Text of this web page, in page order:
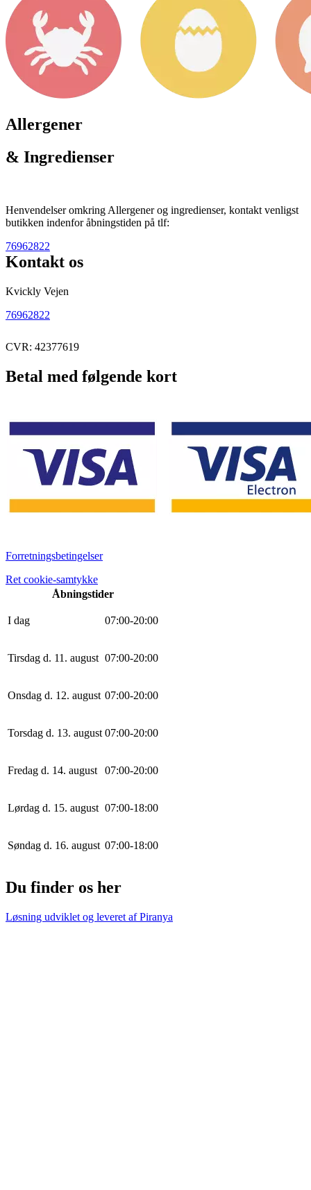
Allergener
& Ingredienser
Henvendelser omkring Allergener og ingredienser, kontakt venligst
butikken indenfor åbningstiden på tlf:
76962822
Kontakt os
Kvickly Vejen
76962822
CVR: 42377619
Betal med følgende kort
Forretningsbetingelser
Ret cookie-samtykke
Åbningstider
I dag 07:00-20:00
Tirsdag d. 11. august 07:00-20:00
Onsdag d. 12. august 07:00-20:00
Torsdag d. 13. august 07:00-20:00
Fredag d. 14. august 07:00-20:00
Lørdag d. 15. august 07:00-18:00
Søndag d. 16. august 07:00-18:00
Du finder os her
Løsning udviklet og leveret afPiranya